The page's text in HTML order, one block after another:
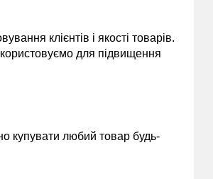
клієнтів і якості товарів.
для підвищення
купувати любий товар будь-